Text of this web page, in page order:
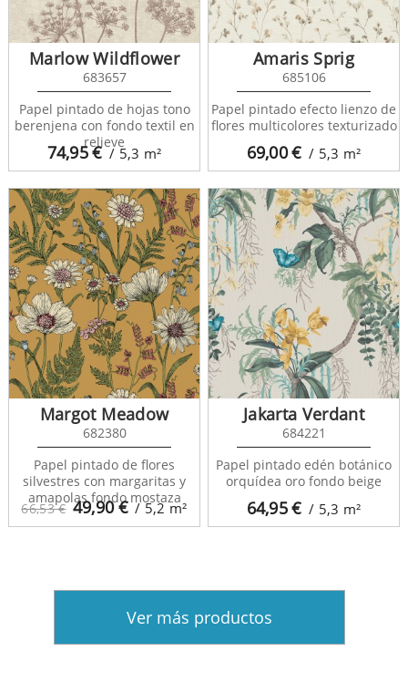
74,95€ / 5,3 m²
Marlow Wildflower
683657
Papel pintado de hojas tono
berenjena con fondo textil en
relieve
69,00€ / 5,3 m²
Amaris Sprig
685106
Papel pintado efecto lienzo de
flores multicolores texturizado
66,53 € 49,90€ / 5,2m²
Margot Meadow
682380
Papel pintado de flores
silvestres con margaritas y
amapolas fondo mostaza
64,95€ / 5,3 m²
Jakarta Verdant
684221
Papel pintado edén botánico
orquídea oro fondo beige
Ver más productos